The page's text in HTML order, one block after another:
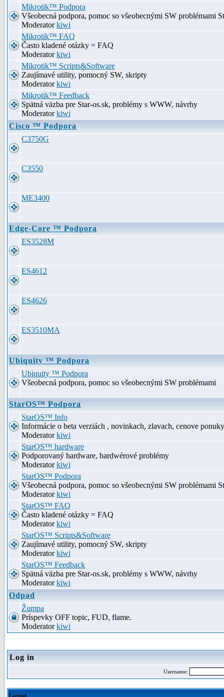
Mikrotik™ Podpora
Všeobecná podpora, pomoc so všeobecnými SW problémami
Moderatorkiwi
Mikrotik™ FAQ
Často kladené otázky = FAQ
Moderatorkiwi
Mikrotik™ Scripts&Software
Zaujímavé utility, pomocný SW, skripty
Moderatorkiwi
Mikrotik™ Feedback
Spätná väzba pre Star-os.sk, problémy s WWW, návrhy
Moderatorkiwi
Cisco ™ Podpora
C3750G
C3550
ME3400
Edge-Core ™ Podpora
ES3528M
ES4612
ES4626
ES3510MA
Ubiquity ™ Podpora
Ubiquity ™ Podpora
Všeobecná podpora, pomoc so všeobecnými SW problémami
StarOS™ Podpora
StarOS™ Info
Informácie o beta verziách , novinkach, zlavach, cenove ponuky
Moderatorkiwi
StarOS™ hardware
Podporovaný hardware, hardwérové problémy
Moderatorkiwi
StarOS™ Podpora
Všeobecná podpora, pomoc so všeobecnými SW problémami
Moderatorkiwi
StarOS™ FAQ
Často kladené otázky = FAQ
Moderatorkiwi
StarOS™ Scripts&Software
Zaujímavé utility, pomocný SW, skripty
Moderatorkiwi
StarOS™ Feedback
Spätná väzba pre Star-os.sk, problémy s WWW, návrhy
Moderatorkiwi
Odpad
Žumpa
Príspevky OFF topic, FUD, flame.
Moderatorkiwi
Log in
Username:
Legend